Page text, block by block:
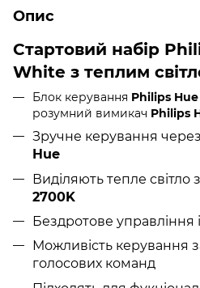
Опис
Стартовий набір
White з теплим
Блок керування Philips
розумний вимикач Philips
Зручне керування
Hue
Виділяють тепле
2700K
Бездротове управління
Можливість керування
голосових команд